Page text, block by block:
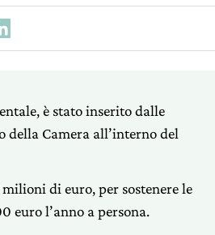
è stato inserito dalle
Camera all’interno del
di euro, per sostenere le
euro l’anno a persona.